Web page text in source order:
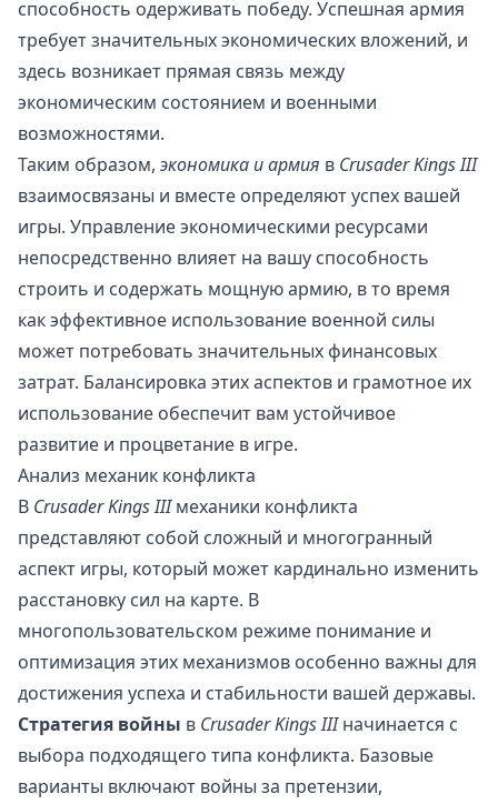
способность одерживать победу. Успешная армия
требует значительных экономических вложений, и
здесь возникает прямая связь между
экономическим состоянием и военными
возможностями.
Таким образом, экономика и армия в Crusader Kings III
взаимосвязаны и вместе определяют успех вашей
игры. Управление экономическими ресурсами
непосредственно влияет на вашу способность
строить и содержать мощную армию, в то время
как эффективное использование военной силы
может потребовать значительных финансовых
затрат. Балансировка этих аспектов и грамотное их
использование обеспечит вам устойчивое
развитие и процветание в игре.
Анализ механик конфликта
В Crusader Kings IIIмеханики конфликта
представляют собой сложный и многогранный
аспект игры, который может кардинально изменить
расстановку сил на карте. В
многопользовательском режиме понимание и
оптимизация этих механизмов особенно важны для
достижения успеха и стабильности вашей державы.
Стратегия войны в Crusader Kings IIIначинается с
выбора подходящего типа конфликта. Базовые
варианты включают войны за претензии,